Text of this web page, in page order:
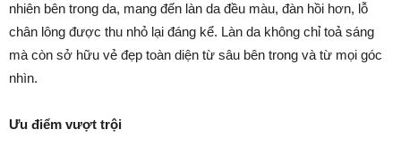
nhiên bên trong da, mang đến làn da đều màu, đàn hồi hơn, lỗ
chân lông được thu nhỏ lại đáng kể. Làn da không chỉ toả sáng
mà còn sở hữu vẻ đẹp toàn diện từ sâu bên trong và từ mọi góc
nhìn.
Ưu điểm vượt trội